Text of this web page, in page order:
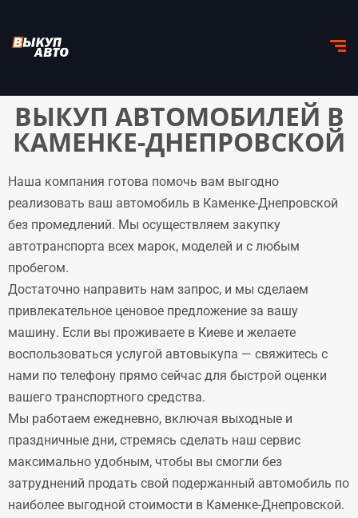
ВЫКУП АВТОМОБИЛЕЙ В
КАМЕНКЕ-ДНЕПРОВСКОЙ
Наша компания готова помочь вам выгодно
реализовать ваш автомобиль в Каменке-Днепровской
без промедлений. Мы осуществляем закупку
автотранспорта всех марок, моделей и с любым
пробегом.
Достаточно направить нам запрос, и мы сделаем
привлекательное ценовое предложение за вашу
машину. Если вы проживаете в Киеве и желаете
воспользоваться услугой автовыкупа — свяжитесь с
нами по телефону прямо сейчас для быстрой оценки
вашего транспортного средства.
Мы работаем ежедневно, включая выходные и
праздничные дни, стремясь сделать наш сервис
максимально удобным, чтобы вы смогли без
затруднений продать свой подержанный автомобиль по
наиболее выгодной стоимости в Каменке-Днепровской.